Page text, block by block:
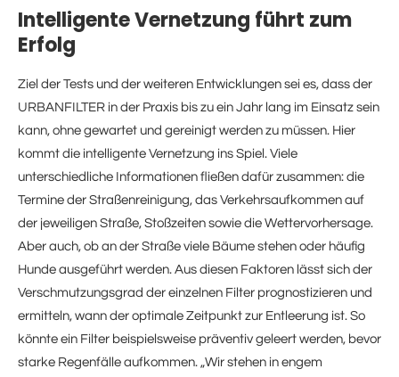
Intelligente Vernetzung führt zum
Erfolg
Ziel der Tests und der weiteren Entwicklungen sei es, dass der
URBANFILTER in der Praxis bis zu ein Jahr lang im Einsatz sein
kann, ohne gewartet und gereinigt werden zu müssen. Hier
kommt die intelligente Vernetzung ins Spiel. Viele
unterschiedliche Informationen fließen dafür zusammen: die
Termine der Straßenreinigung, das Verkehrsaufkommen auf
der jeweiligen Straße, Stoßzeiten sowie die Wettervorhersage.
Aber auch, ob an der Straße viele Bäume stehen oder häufig
Hunde ausgeführt werden. Aus diesen Faktoren lässt sich der
Verschmutzungsgrad der einzelnen Filter prognostizieren und
ermitteln, wann der optimale Zeitpunkt zur Entleerung ist. So
könnte ein Filter beispielsweise präventiv geleert werden, bevor
starke Regenfälle aufkommen. „Wir stehen in engem